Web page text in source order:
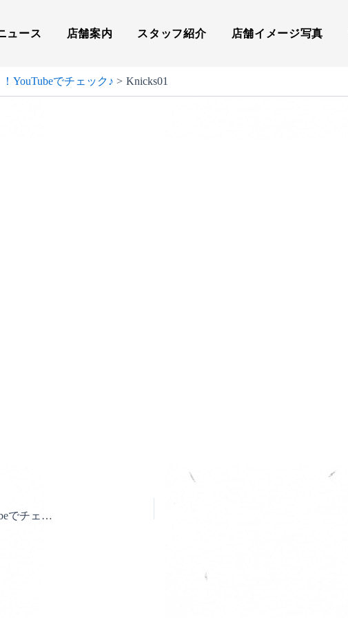
ュース 店舗案内 スタッフ紹介 店舗イメージ写真
YouTubeでチェック♪ Knicks01
【pickup】Knicks新商品続々ラインナップ！！YouTubeでチェック♪